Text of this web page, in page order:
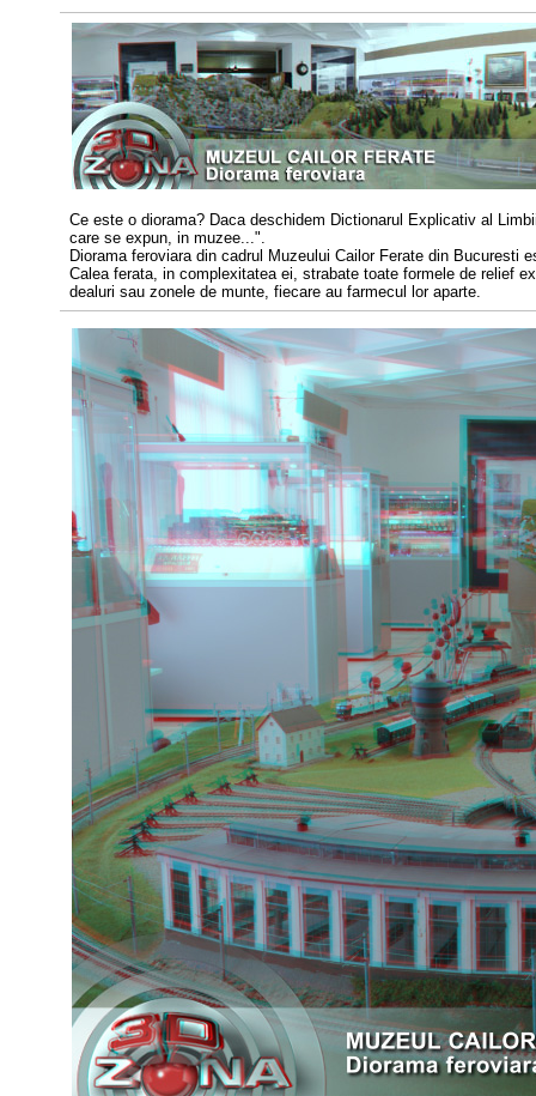
Ce este o diorama? Daca deschidem Dictionarul Explicativ al
care se expun, in muzee...".
Diorama feroviara din cadrul Muzeului Cailor Ferate din Bucuresti
Calea ferata, in complexitatea ei, strabate toate formele de relief
dealuri sau zonele de munte, fiecare au farmecul lor aparte.